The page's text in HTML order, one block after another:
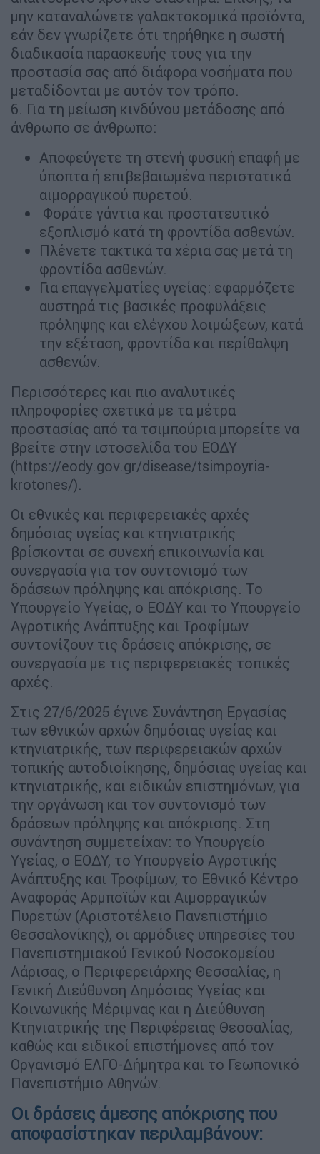
μην καταναλώνετε γαλακτοκομικά προϊόντα,
εάν δεν γνωρίζετε ότι τηρήθηκε η σωστή
διαδικασία παρασκευής τους για την
προστασία σας από διάφορα νοσήματα που
μεταδίδονται με αυτόν τον τρόπο.
6. Για τη μείωση κινδύνου μετάδοσης από
άνθρωπο σε άνθρωπο:
Αποφεύγετε τη στενή φυσική επαφή με
ύποπτα ή επιβεβαιωμένα περιστατικά
αιμορραγικού πυρετού.
Φοράτε γάντια και προστατευτικό
εξοπλισμό κατά τη φροντίδα ασθενών.
Πλένετε τακτικά τα χέρια σας μετά τη
φροντίδα ασθενών.
Για επαγγελματίες υγείας: εφαρμόζετε
αυστηρά τις βασικές προφυλάξεις
πρόληψης και ελέγχου λοιμώξεων, κατά
την εξέταση, φροντίδα και περίθαλψη
ασθενών.
Περισσότερες και πιο αναλυτικές
πληροφορίες σχετικά με τα μέτρα
προστασίας από τα τσιμπούρια μπορείτε να
βρείτε στην ιστοσελίδα του ΕΟΔΥ
(https://eody.gov.gr/disease/tsimpoyria-
krotones/).
Οι εθνικές και περιφερειακές αρχές
δημόσιας υγείας και κτηνιατρικής
βρίσκονται σε συνεχή επικοινωνία και
συνεργασία για τον συντονισμό των
δράσεων πρόληψης και απόκρισης. Το
Υπουργείο Υγείας, ο ΕΟΔΥ και το Υπουργείο
Αγροτικής Ανάπτυξης και Τροφίμων
συντονίζουν τις δράσεις απόκρισης, σε
συνεργασία με τις περιφερειακές τοπικές
αρχές.
Στις 27/6/2025 έγινε Συνάντηση Εργασίας
των εθνικών αρχών δημόσιας υγείας και
κτηνιατρικής, των περιφερειακών αρχών
τοπικής αυτοδιοίκησης, δημόσιας υγείας και
κτηνιατρικής, και ειδικών επιστημόνων, για
την οργάνωση και τον συντονισμό των
δράσεων πρόληψης και απόκρισης. Στη
συνάντηση συμμετείχαν: το Υπουργείο
Υγείας, ο ΕΟΔΥ, το Υπουργείο Αγροτικής
Ανάπτυξης και Τροφίμων, το Εθνικό Κέντρο
Αναφοράς Αρμποϊών και Αιμορραγικών
Πυρετών (Αριστοτέλειο Πανεπιστήμιο
Θεσσαλονίκης), οι αρμόδιες υπηρεσίες του
Πανεπιστημιακού Γενικού Νοσοκομείου
Λάρισας, ο Περιφερειάρχης Θεσσαλίας, η
Γενική Διεύθυνση Δημόσιας Υγείας και
Κοινωνικής Μέριμνας και η Διεύθυνση
Κτηνιατρικής της Περιφέρειας Θεσσαλίας,
καθώς και ειδικοί επιστήμονες από τον
Οργανισμό ΕΛΓΟ-Δήμητρα και το Γεωπονικό
Πανεπιστήμιο Αθηνών.
Οι δράσεις άμεσης απόκρισης που
αποφασίστηκαν περιλαμβάνουν: